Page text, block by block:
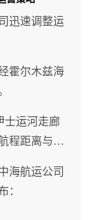
迅速调整运
霍尔木兹海
士运河走廊
程距离与航
海航运公司
：